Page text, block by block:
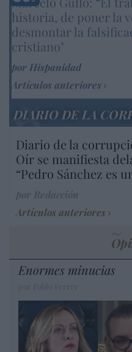
historia, de poner la
desmontar la
cristiano"
por Hispanidad
Artículos anteriores
DIARIO DE LA
Diario de la
Oír se manifiesta
“Pedro Sánchez es
Artículos anteriores
Enormes minucias